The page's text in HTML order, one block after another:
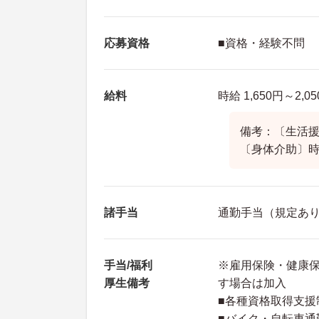
応募資格 ■資格・経験不問
給料 時給 1,650円～
備考：〔生活
〔身体介助〕
諸手当 通勤手当（規定あ
手当/福利
厚生備考
※雇用保険・健康
す場合は加入
■各種資格取得支援